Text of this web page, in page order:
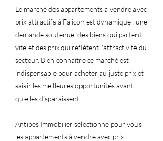
Le marché des appartements à vendre avec
prix attractifs à Falicon est dynamique : une
demande soutenue, des biens qui partent
vite et des prix qui reflètent l'attractivité du
secteur. Bien connaître ce marché est
indispensable pour acheter au juste prix et
saisir les meilleures opportunités avant
qu'elles disparaissent.
Antibes Immobilier sélectionne pour vous
les appartements à vendre avec prix